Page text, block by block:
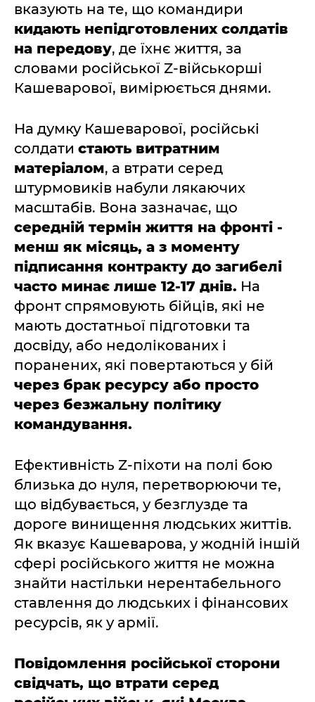
вказують на те, що командири
кидають непідготовлених солдатів
на передову, де їхнє життя, за
словами російської Z-військорші
Кашеварової, вимірюється днями.
На думку Кашеварової, російські
солдати стають витратним
матеріалом, а втрати серед
штурмовиків набули лякаючих
масштабів. Вона зазначає, що
середній термін життя на фронті -
менш як місяць, а з моменту
підписання контракту до загибелі
часто минає лише 12-17 днів. На
фронт спрямовують бійців, які не
мають достатньої підготовки та
досвіду, або недолікованих і
поранених, які повертаються у бій
через брак ресурсу або просто
через безжальну політику
командування.
Ефективність Z-піхоти на полі бою
близька до нуля, перетворюючи те,
що відбувається, у безглузде та
дороге винищення людських життів.
Як вказує Кашеварова, у жодній іншій
сфері російського життя не можна
знайти настільки нерентабельного
ставлення до людських і фінансових
ресурсів, як у армії.
Повідомлення російської сторони
свідчать, що втрати серед